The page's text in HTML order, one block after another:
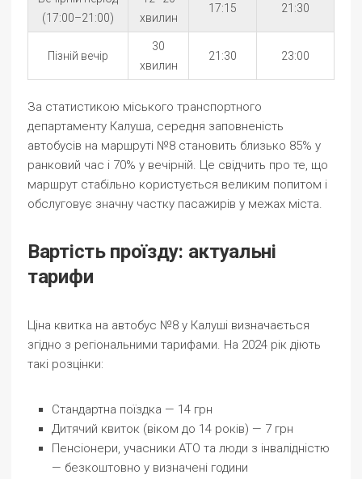
(17:00–21:00)
хвилин
17:15 21:30
Пізній вечір
30
хвилин
21:30 23:00
За статистикою міського транспортного
департаменту Калуша, середня заповненість
автобусів на маршруті №8 становить близько 85% у
ранковий час і 70% у вечірній. Це свідчить про те, що
маршрут стабільно користується великим попитом і
обслуговує значну частку пасажирів у межах міста.
Вартість проїзду: актуальні
тарифи
Ціна квитка на автобус №8 у Калуші визначається
згідно з регіональними тарифами. На 2024 рік діють
такі розцінки:
Стандартна поїздка — 14 грн
Дитячий квиток (віком до 14 років) — 7 грн
Пенсіонери, учасники АТО та люди з інвалідністю
— безкоштовно у визначені години